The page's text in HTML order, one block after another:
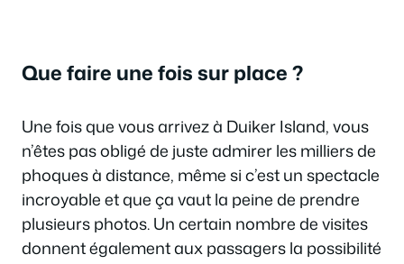
Que faire une fois sur place ?
Une fois que vous arrivez à Duiker Island, vous
n’êtes pas obligé de juste admirer les milliers de
phoques à distance, même si c’est un spectacle
incroyable et que ça vaut la peine de prendre
plusieurs photos. Un certain nombre de visites
donnent également aux passagers la possibilité